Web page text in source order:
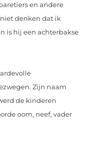
en andere
denken dat ik
is hij een achterbakse
Zijn naam
de kinderen
oom, neef, vader